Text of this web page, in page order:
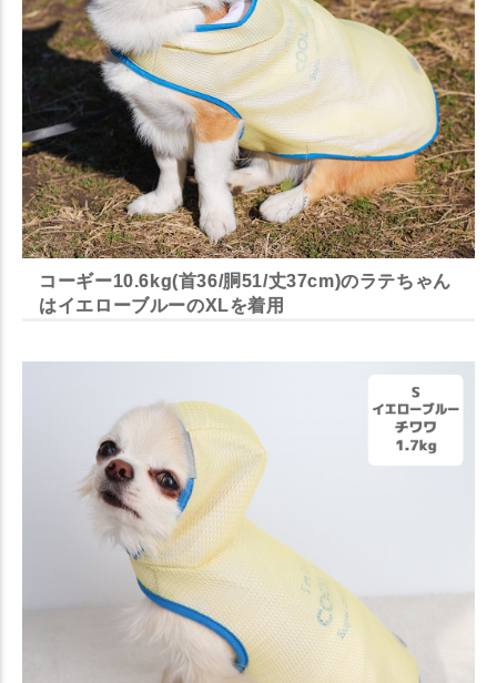
コーギー10.6kg(首36/胴51/丈37cm)のラテちゃん
はイエローブルーのXLを着用